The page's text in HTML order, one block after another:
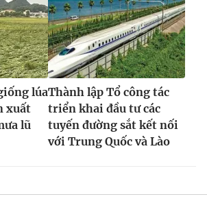
lúa
xuất
lũ
Thành lập Tổ công tác
triển khai đầu tư các
tuyến đường sắt kết nối
với Trung Quốc và Lào